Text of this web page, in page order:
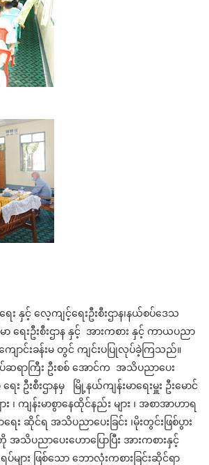
း နှင့် လေ့ကျင့်ရေးဦးစီးဌာန၊နယ်စပ်ဒေသ
ရေးဦးစီးဌာန နှင့် အားကစား နှင့် ကာယပညာ
ျောင်းခန်းမ တွင် ကျင်းပပြုလုပ်ခဲ့ကြသည်။
ပ်ဆရာကြီး ဦးစစ် အောင်က အသိပညာပေး
း ဦးစီးဌာနမှ မြို့နယ်ကျန်းမာရေးမှူး ဦးမောင်
ကျန်းမာစွာနေထိုင်နည်း များ ၊ အစာအာဟာရ
း ဆိုင်ရ အသိပညာပေးခြင်း ၊မိုးတွင်းဖြစ်ပွား
ညာပေးဟောပြောပြီး အားကစားနှင့်
ျား ဖြစ်သော ဘောလုံးကစားခြင်းဆိုင်ရာ